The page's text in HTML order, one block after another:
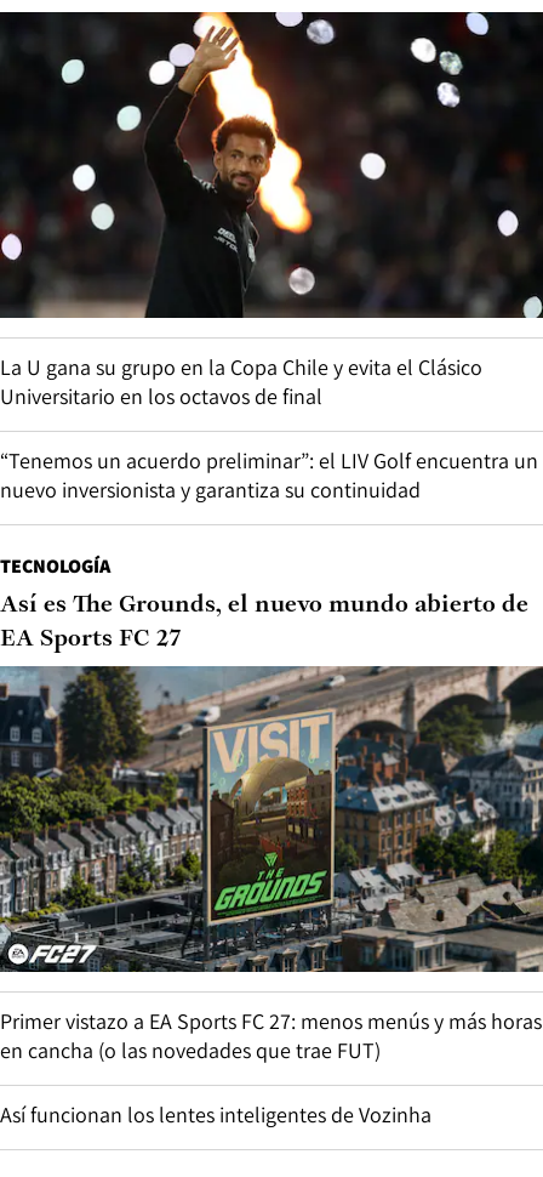
La U gana su grupo en la Copa Chile y evita el Clásico
Universitario en los octavos de final
“Tenemos un acuerdo preliminar”: el LIV Golf encuentra un
nuevo inversionista y garantiza su continuidad
TECNOLOGÍA
Así es The Grounds, el nuevo mundo abierto de
EA Sports FC 27
Primer vistazo a EA Sports FC 27: menos menús y más horas
en cancha (o las novedades que trae FUT)
Así funcionan los lentes inteligentes de Vozinha